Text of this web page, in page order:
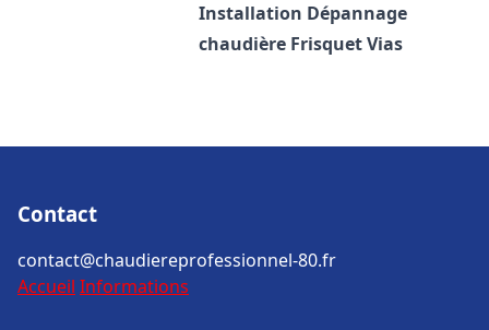
Installation Dépannage
chaudière FrisquetVias
Contact
contact@chaudiereprofessionnel-80.fr
Accueil Informations